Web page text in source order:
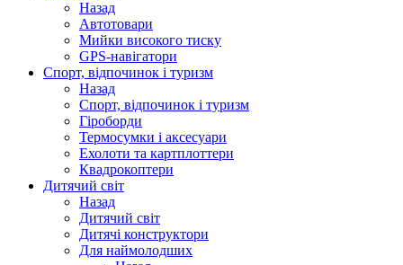
Назад
Автотовари
Мийки високого тиску
GPS-навігатори
Спорт, відпочинок і туризм
Назад
Спорт, відпочинок і туризм
Гіроборди
Термосумки і аксесуари
Ехолоти та картплоттери
Квадрокоптери
Дитячий світ
Назад
Дитячий світ
Дитячі конструктори
Для наймолодших